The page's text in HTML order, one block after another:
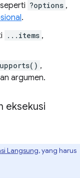
?options ,
.
...items ,
,
argumen.
eksekusi
Langsung, yang harus